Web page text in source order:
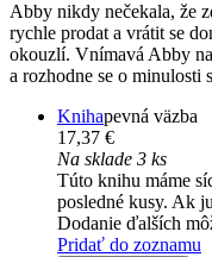
Abby nikdy nečekala, že
rychle prodat a vrátit se
okouzlí. Vnímavá Abby
a rozhodne se o minulosti
Knihapevná väzba
17,37 €
Na sklade 3 ks
Túto knihu máme
posledné kusy. Ak
Dodanie ďalších
Pridať do zoznamu